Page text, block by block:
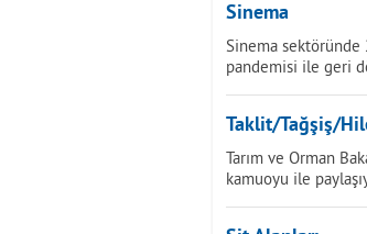
Sinema
Sinema sektöründe
pandemisi ile geri
Taklit/Tağşiş/
Tarım ve Orman
kamuoyu ile